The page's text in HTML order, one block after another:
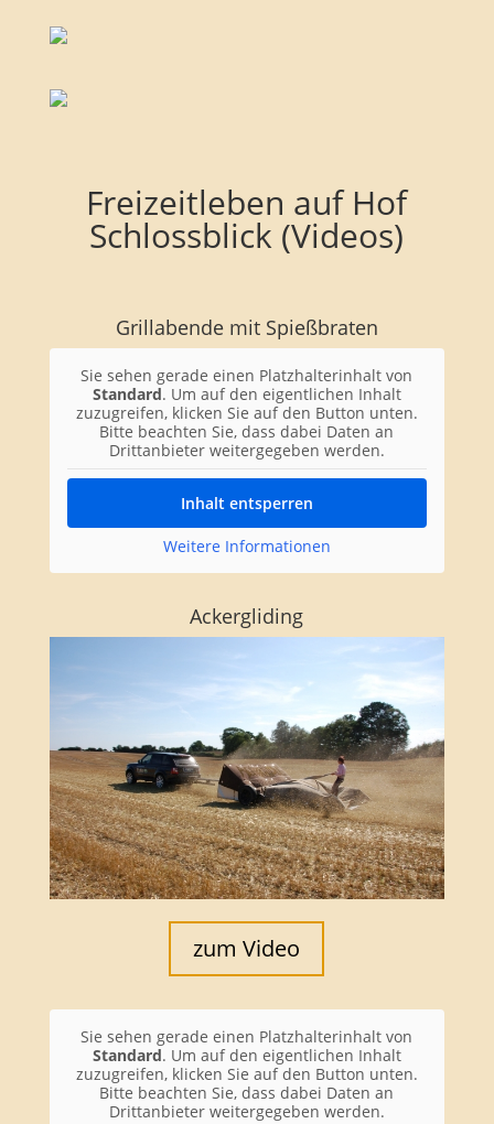
Freizeitleben auf Hof
Schlossblick (Videos)
Grillabende mit Spießbraten
Sie sehen gerade einen Platzhalterinhalt von
Standard. Um auf den eigentlichen Inhalt
zuzugreifen, klicken Sie auf den Button unten.
Bitte beachten Sie, dass dabei Daten an
Drittanbieter weitergegeben werden.
Inhalt entsperren
Weitere Informationen
Ackergliding
zum Video
Sie sehen gerade einen Platzhalterinhalt von
Standard. Um auf den eigentlichen Inhalt
zuzugreifen, klicken Sie auf den Button unten.
Bitte beachten Sie, dass dabei Daten an
Drittanbieter weitergegeben werden.